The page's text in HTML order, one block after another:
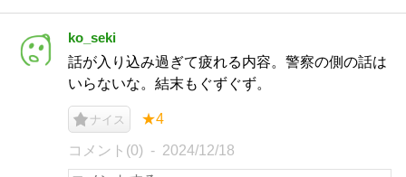
ko_seki
話が入り込み過ぎて疲れる内容。警察の側の話は
いらないな。結末もぐずぐず。
ナイス ★4
コメント(0) 2024/12/18